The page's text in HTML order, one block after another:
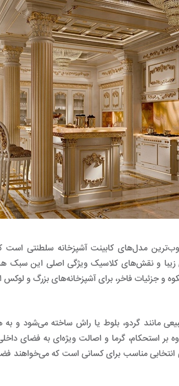
مدل‌های کابینت آشپزخانه سلطنتی است
و نقش‌های کلاسیک ویژگی اصلی این سبک
و جزئیات فاخر، برای آشپزخانه‌های بزرگ و
مانند گردو، بلوط یا راش ساخته می‌شود و به
بر استحکام، گرما و اصالت ویژه‌ای به فضای
مناسب برای کسانی است که می‌خواهند